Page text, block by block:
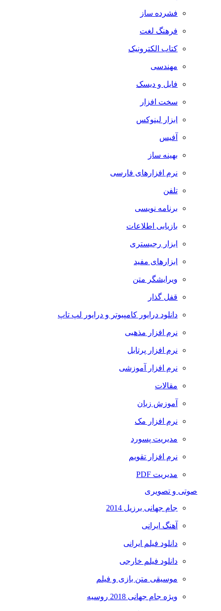
فشرده ساز
فرهنگ لغت
کتاب الکترونیک
مهندسی
فایل و دیسک
سخت افزار
ابزار لینوکس
آفیس
بهینه ساز
نرم افزارهای فارسی
تلفن
برنامه نویسی
بازیابی اطلاعات
ابزار رجیستری
ابزارهای مفید
ویرایشگر متن
قفل گذار
دانلود درایور کامپیوتر و درایور لپ تاپ
نرم افزار مذهبی
نرم افزار پرتابل
نرم افزار آموزشی
مقالات
آموزش زبان
نرم افزار مک
مدیریت پسورد
نرم افزار تقویم
مدیریت PDF
صوتی و تصویری
جام جهانی برزیل 2014
آهنگ ایرانی
دانلود فیلم ایرانی
دانلود فیلم خارجی
موسیقی متن بازی و فیلم
ویژه جام جهانی 2018 روسیه